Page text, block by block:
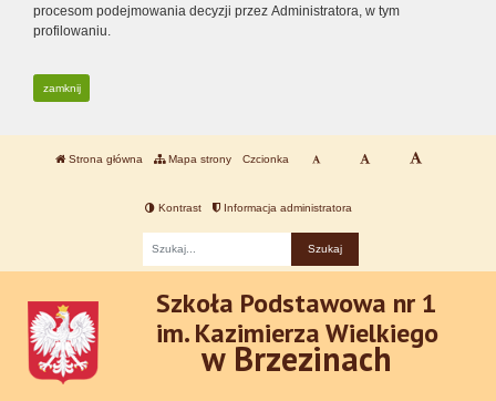
procesom podejmowania decyzji przez Administratora, w tym
profilowaniu.
zamknij
Strona główna Mapa strony Czcionka
Kontrast Informacja administratora
Szkoła Podstawowa nr 1
im. Kazimierza Wielkiego
w Brzezinach